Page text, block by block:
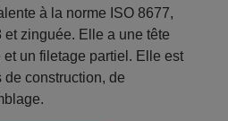
à la norme ISO 8677,
zinguée. Elle a une tête
un filetage partiel. Elle est
construction, de